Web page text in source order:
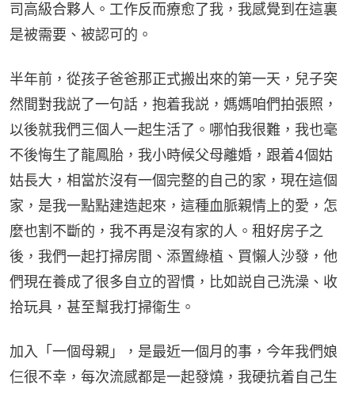
司高級合夥人。工作反而療愈了我，我感覺到在這裏
是被需要、被認可的。
半年前，從孩子爸爸那正式搬出來的第一天，兒子突
然間對我説了一句話，抱着我説，媽媽咱們拍張照，
以後就我們三個人一起生活了。哪怕我很難，我也毫
不後悔生了龍鳳胎，我小時候父母離婚，跟着4個姑
姑長大，相當於沒有一個完整的自己的家，現在這個
家，是我一點點建造起來，這種血脈親情上的愛，怎
麼也割不斷的，我不再是沒有家的人。租好房子之
後，我們一起打掃房間、添置綠植、買懶人沙發，他
們現在養成了很多自立的習慣，比如説自己洗澡、收
拾玩具，甚至幫我打掃衞生。
加入「一個母親」，是最近一個月的事，今年我們娘
仨很不幸，每次流感都是一起發燒，我硬抗着自己生